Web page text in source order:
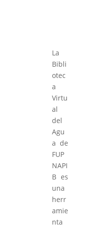
La
Bibli
otec
a
Virtu
al
del
Agu
a de
FUP
NAPI
B es
una
herr
amie
nta